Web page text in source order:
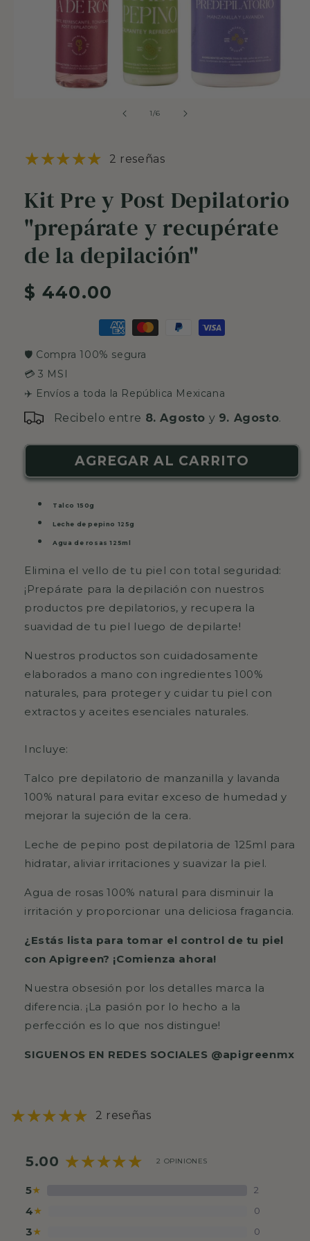
una
ventana
1/de
6
2 reseñas
Kit Pre y Post Depilatorio
"prepárate y recupérate
de la depilación"
Precio
$ 440.00
🛡️ Compra 100% segura
💳 3 MSI
✈️ Envíos a toda la República Mexicana
Recibelo entre 8. Agosto y 9. Agosto.
AGREGAR AL CARRITO
Talco 150g
Leche de pepino 125g
Agua de rosas 125ml
Elimina el vello de tu piel con total seguridad:
¡Prepárate para la depilación con nuestros
productos pre depilatorios, y recupera la
suavidad de tu piel luego de depilarte!
Nuestros productos son cuidadosamente
elaborados a mano con ingredientes 100%
naturales, para proteger y cuidar tu piel con
extractos y aceites esenciales naturales.
Incluye:
Talco pre depilatorio de manzanilla y lavanda
100% natural para evitar exceso de humedad y
mejorar la sujeción de la cera.
Leche de pepino post depilatoria de 125ml para
hidratar, aliviar irritaciones y suavizar la piel.
Agua de rosas 100% natural para disminuir la
irritación y proporcionar una deliciosa fragancia.
¿Estás lista para tomar el control de tu piel
con Apigreen? ¡Comienza ahora!
Nuestra obsesión por los detalles marca la
diferencia. ¡La pasión por lo hecho a la
perfección es lo que nos distingue!
SIGUENOS EN REDES SOCIALES @apigreenmx
2 reseñas
5.00 2 OPINIONES
5★ 2
4 ★ 0
3 ★ 0